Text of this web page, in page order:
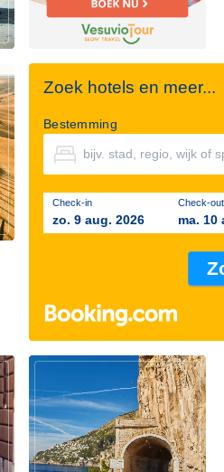
Zoek hotels en meer...
Bestemming
Check-in
zo. 9 aug. 2026
Check-out
ma. 10